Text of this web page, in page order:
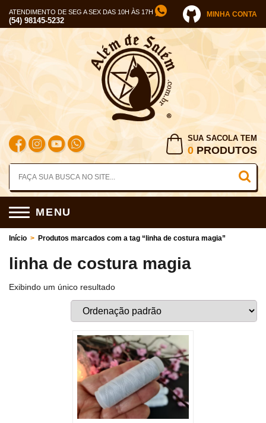
ATENDIMENTO DE SEG A SEX DAS 10H ÀS 17H
(54) 98145-5232
MINHA CONTA
SUA SACOLA TEM
0 PRODUTOS
MENU
Início > Produtos marcados com a tag “linha de costura magia”
linha de costura magia
Exibindo um único resultado